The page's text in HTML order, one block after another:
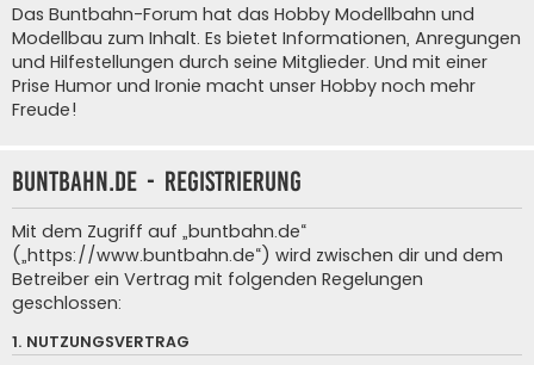
Das Buntbahn-Forum hat das Hobby Modellbahn und
Modellbau zum Inhalt. Es bietet Informationen, Anregungen
und Hilfestellungen durch seine Mitglieder. Und mit einer
Prise Humor und Ironie macht unser Hobby noch mehr
Freude!
buntbahn.de - Registrierung
Mit dem Zugriff auf „buntbahn.de“
(„https://www.buntbahn.de“) wird zwischen dir und dem
Betreiber ein Vertrag mit folgenden Regelungen
geschlossen:
1. NUTZUNGSVERTRAG